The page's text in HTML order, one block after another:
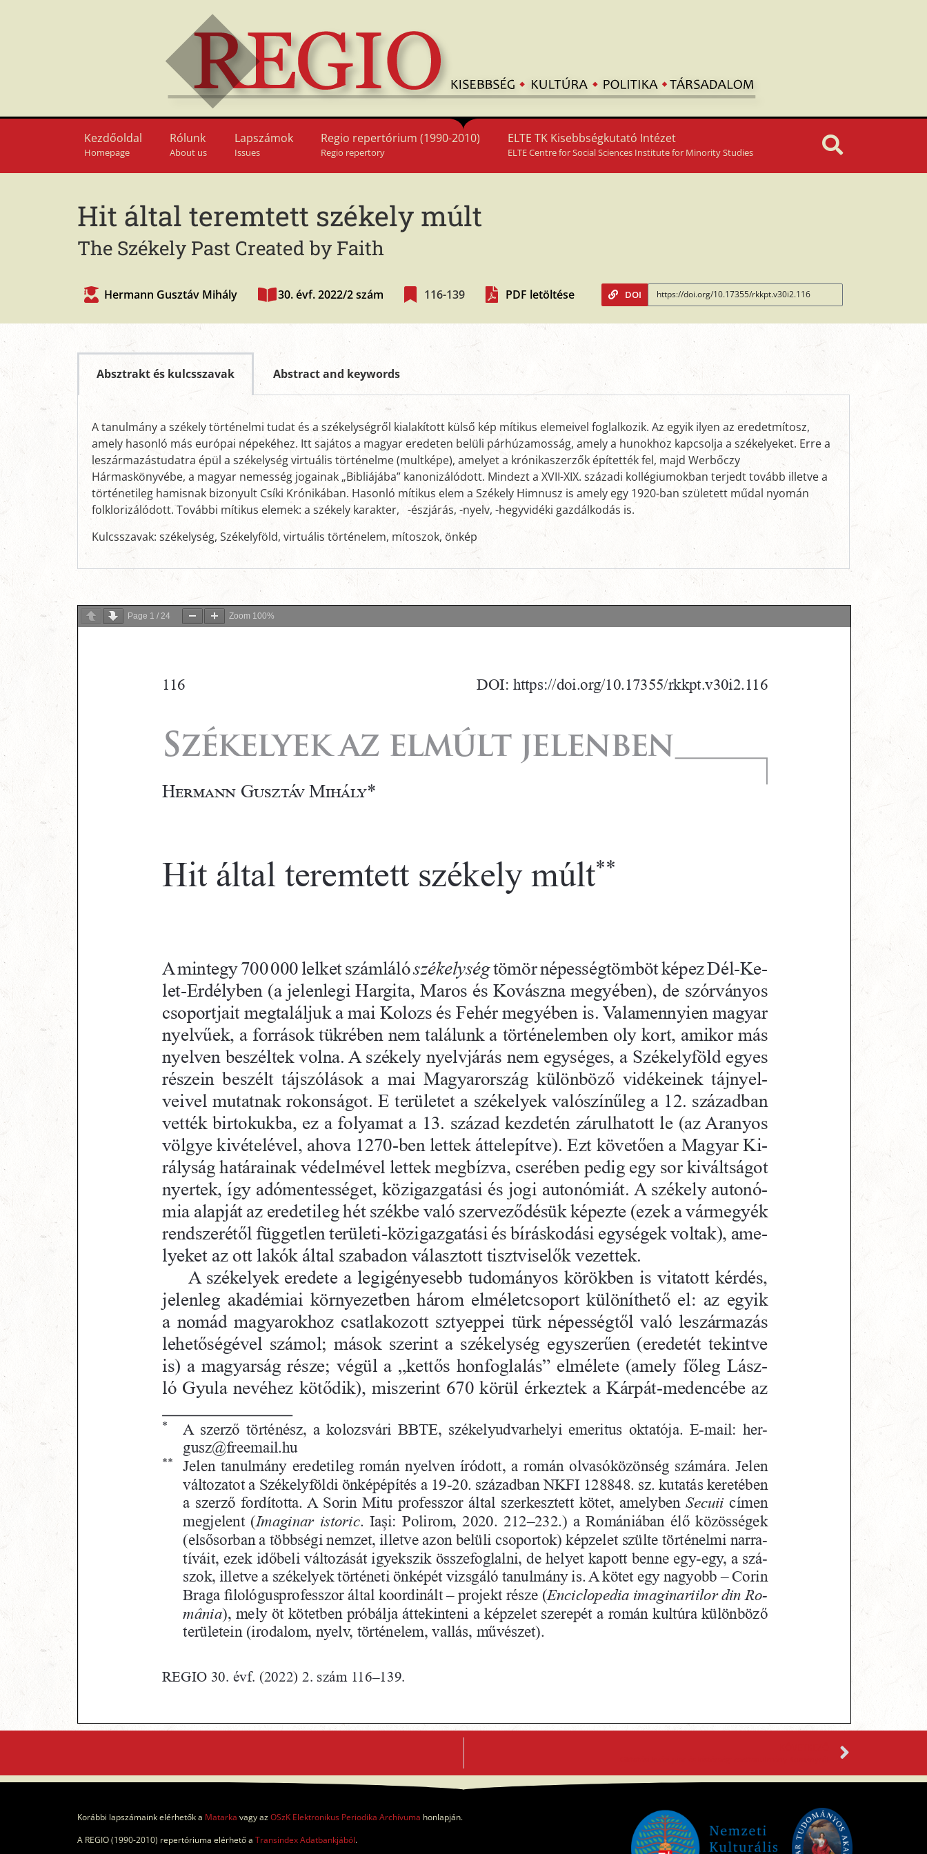
Kezdőoldal
Homepage
Rólunk
About us
Lapszámok
Issues
Regio repertórium (1990-2010)
Regio repertory
ELTE TK Kisebbségkutató Intézet
ELTE Centre for Social Sciences Institute for Minority Studies
Hit által teremtett székely múlt
The Székely Past Created by Faith
Hermann Gusztáv Mihály 30. évf. 2022/2 szám 116-139 PDF letöltése DOI
Absztrakt és kulcsszavak Abstract and keywords
A tanulmány a székely történelmi tudat és a székelységről kialakított külső kép mítikus elemeivel foglalkozik. Az egyik ilyen az eredetmítosz,
amely hasonló más európai népekéhez. Itt sajátos a magyar eredeten belüli párhúzamosság, amely a hunokhoz kapcsolja a székelyeket. Erre a
leszármazástudatra épül a székelység virtuális történelme (multképe), amelyet a krónikaszerzők építették fel, majd Werbőczy
Hármaskönyvébe, a magyar nemesség jogainak „Bibliájába” kanonizálódott. Mindezt a XVII-XIX. századi kollégiumokban terjedt tovább illetve a
történetileg hamisnak bizonyult Csíki Krónikában. Hasonló mítikus elem a Székely Himnusz is amely egy 1920-ban született műdal nyomán
folklorizálódott. További mítikus elemek: a székely karakter, -észjárás, -nyelv, -hegyvidéki gazdálkodás is.
Kulcsszavak: székelység, Székelyföld, virtuális történelem, mítoszok, önkép
Page 1 / 24 Zoom 100%
Korábbi lapszámaink elérhetők a Matarka vagy azOSzK Elektronikus Periodika Archívuma honlapján.
A REGIO (1990-2010) repertóriuma elérhető a Transindex Adatbankjából.